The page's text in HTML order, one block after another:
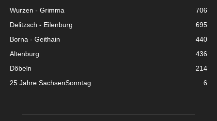
Wurzen - Grimma
706
Delitzsch - Eilenburg
695
Borna - Geithain
440
Altenburg
436
Döbeln
214
25 Jahre SachsenSonntag
6